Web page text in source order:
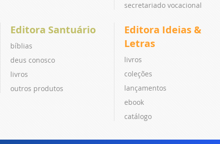
secretariado vocacional
Editora Santuário
bíblias
deus conosco
livros
outros produtos
Editora Ideias &
Letras
livros
coleções
lançamentos
ebook
catálogo